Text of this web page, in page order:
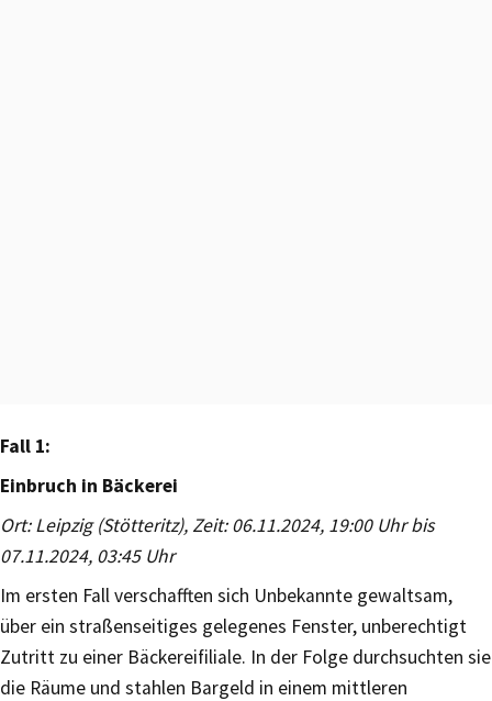
Fall 1:
Einbruch in Bäckerei
Ort: Leipzig (Stötteritz), Zeit: 06.11.2024, 19:00 Uhr bis
07.11.2024, 03:45 Uhr
Im ersten Fall verschafften sich Unbekannte gewaltsam,
über ein straßenseitiges gelegenes Fenster, unberechtigt
Zutritt zu einer Bäckereifiliale. In der Folge durchsuchten sie
die Räume und stahlen Bargeld in einem mittleren